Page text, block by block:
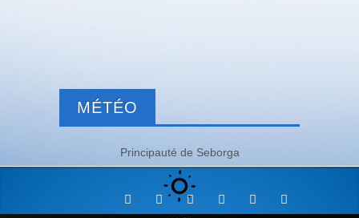
MÉTÉO
Principauté de Seborga